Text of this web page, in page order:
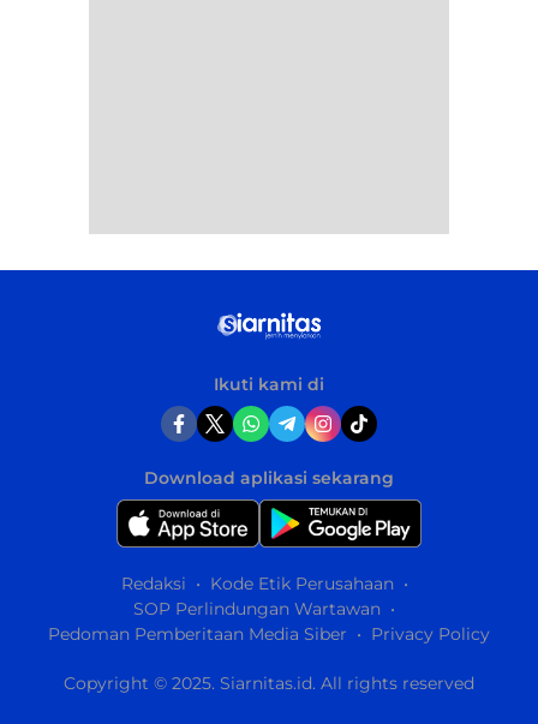
Ikuti kami di
Download aplikasi sekarang
Redaksi
Kode Etik Perusahaan
SOP Perlindungan Wartawan
Pedoman Pemberitaan Media Siber
Privacy Policy
Copyright © 2025. Siarnitas.id. All rights reserved